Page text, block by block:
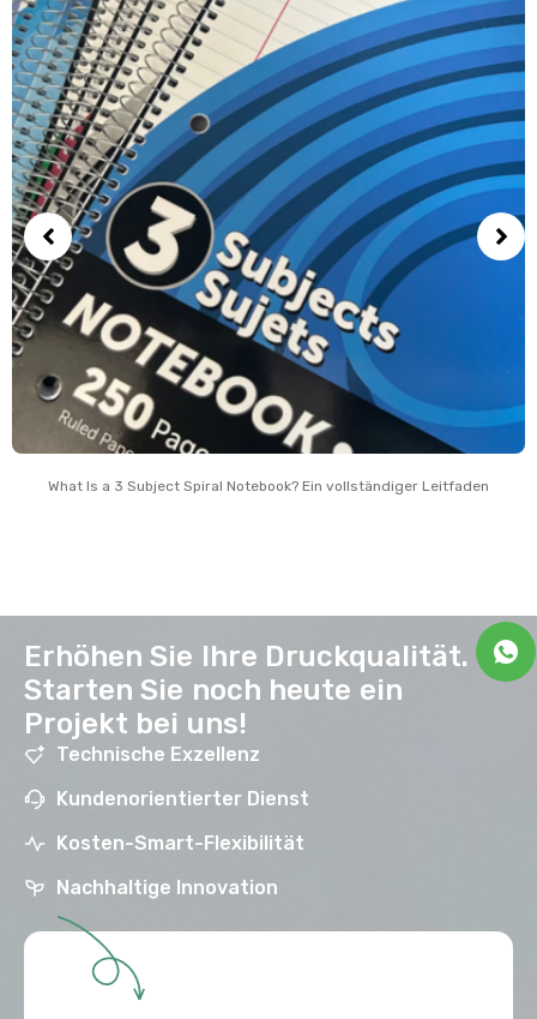
What Is a 3 Subject Spiral Notebook? Ein vollständiger Leitfaden
Erhöhen Sie Ihre Druckqualität.
Starten Sie noch heute ein
Projekt bei uns!
Technische Exzellenz
Kundenorientierter Dienst
Kosten-Smart-Flexibilität
Nachhaltige Innovation